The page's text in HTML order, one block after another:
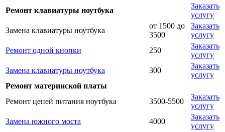
Ремонт клавиатуры ноутбука
Заказать
услугу
Замена клавиатуры ноутбука
от 1500 до
3500
Заказать
услугу
Ремонт одной кнопки
250
Заказать
услугу
Замена клавиатуры ноутбука
300
Заказать
услугу
Ремонт материнской платы
Ремонт цепей питания ноутбука
3500-5500
Заказать
услугу
Замена южного моста
4000
Заказать
услугу